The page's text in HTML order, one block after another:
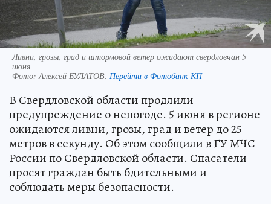
Ливни, грозы, град и штормовой ветер ожидают свердловчан 5
июня
Фото: Алексей БУЛАТОВ. Перейти в Фотобанк КП
В Свердловской области продлили
предупреждение о непогоде. 5 июня в регионе
ожидаются ливни, грозы, град и ветер до 25
метров в секунду. Об этом сообщили в ГУ МЧС
России по Свердловской области. Спасатели
просят граждан быть бдительными и
соблюдать меры безопасности.